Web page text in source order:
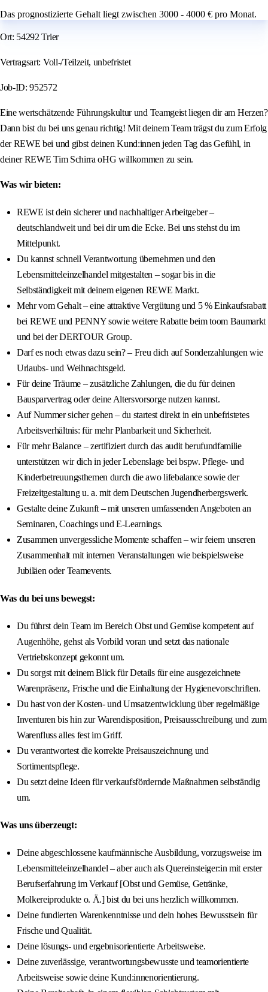
Das prognostizierte Gehalt liegt zwischen 3000 - 4000 € pro Monat.
Ort: 54292 Trier
Vertragsart: Voll-/Teilzeit, unbefristet
Job-ID: 952572
Eine wertschätzende Führungskultur und Teamgeist liegen dir am Herzen?
Dann bist du bei uns genau richtig! Mit deinem Team trägst du zum Erfolg
der REWE bei und gibst deinen Kund:innen jeden Tag das Gefühl, in
deiner REWE Tim Schirra oHG willkommen zu sein.
Was wir bieten:
REWE ist dein sicherer und nachhaltiger Arbeitgeber –
deutschlandweit und bei dir um die Ecke. Bei uns stehst du im
Mittelpunkt.
Du kannst schnell Verantwortung übernehmen und den
Lebensmitteleinzelhandel mitgestalten – sogar bis in die
Selbständigkeit mit deinem eigenen REWE Markt.
Mehr vom Gehalt – eine attraktive Vergütung und 5 % Einkaufsrabatt
bei REWE und PENNY sowie weitere Rabatte beim toom Baumarkt
und bei der DERTOUR Group.
Darf es noch etwas dazu sein? – Freu dich auf Sonderzahlungen wie
Urlaubs- und Weihnachtsgeld.
Für deine Träume – zusätzliche Zahlungen, die du für deinen
Bausparvertrag oder deine Altersvorsorge nutzen kannst.
Auf Nummer sicher gehen – du startest direkt in ein unbefristetes
Arbeitsverhältnis: für mehr Planbarkeit und Sicherheit.
Für mehr Balance – zertifiziert durch das audit berufundfamilie
unterstützen wir dich in jeder Lebenslage bei bspw. Pflege- und
Kinderbetreuungsthemen durch die awo lifebalance sowie der
Freizeitgestaltung u. a. mit dem Deutschen Jugendherbergswerk.
Gestalte deine Zukunft – mit unseren umfassenden Angeboten an
Seminaren, Coachings und E-Learnings.
Zusammen unvergessliche Momente schaffen – wir feiern unseren
Zusammenhalt mit internen Veranstaltungen wie beispielsweise
Jubiläen oder Teamevents.
Was du bei uns bewegst:
Du führst dein Team im Bereich Obst und Gemüse kompetent auf
Augenhöhe, gehst als Vorbild voran und setzt das nationale
Vertriebskonzept gekonnt um.
Du sorgst mit deinem Blick für Details für eine ausgezeichnete
Warenpräsenz, Frische und die Einhaltung der Hygienevorschriften.
Du hast von der Kosten- und Umsatzentwicklung über regelmäßige
Inventuren bis hin zur Warendisposition, Preisausschreibung und zum
Warenfluss alles fest im Griff.
Du verantwortest die korrekte Preisauszeichnung und
Sortimentspflege.
Du setzt deine Ideen für verkaufsfördernde Maßnahmen selbständig
um.
Was uns überzeugt:
Deine abgeschlossene kaufmännische Ausbildung, vorzugsweise im
Lebensmitteleinzelhandel – aber auch als Quereinsteiger:in mit erster
Berufserfahrung im Verkauf [Obst und Gemüse, Getränke,
Molkereiprodukte o. Ä.] bist du bei uns herzlich willkommen.
Deine fundierten Warenkenntnisse und dein hohes Bewusstsein für
Frische und Qualität.
Deine lösungs- und ergebnisorientierte Arbeitsweise.
Deine zuverlässige, verantwortungsbewusste und teamorientierte
Arbeitsweise sowie deine Kund:innenorientierung.